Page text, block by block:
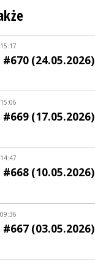
(24.05.2026)
(17.05.2026)
(10.05.2026)
(03.05.2026)